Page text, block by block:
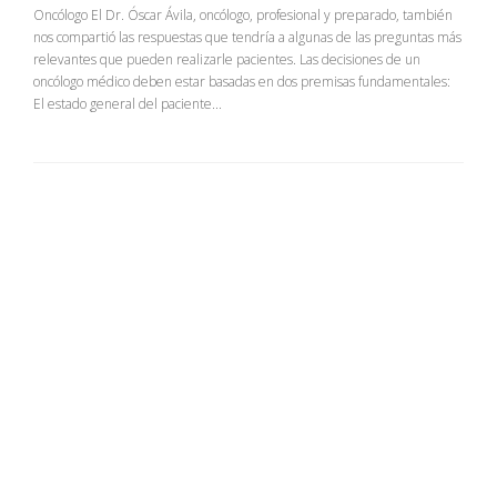
Oncólogo El Dr. Óscar Ávila, oncólogo, profesional y preparado, también
nos compartió las respuestas que tendría a algunas de las preguntas más
relevantes que pueden realizarle pacientes. Las decisiones de un
oncólogo médico deben estar basadas en dos premisas fundamentales:
El estado general del paciente...